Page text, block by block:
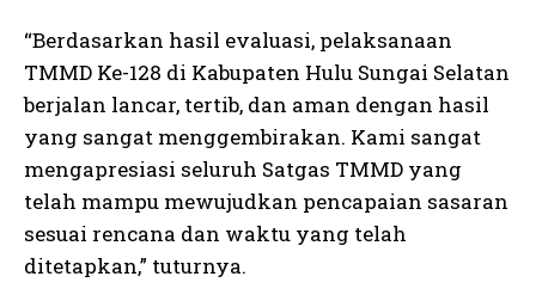
“Berdasarkan hasil evaluasi, pelaksanaan
TMMD Ke-128 di Kabupaten Hulu Sungai Selatan
berjalan lancar, tertib, dan aman dengan hasil
yang sangat menggembirakan. Kami sangat
mengapresiasi seluruh Satgas TMMD yang
telah mampu mewujudkan pencapaian sasaran
sesuai rencana dan waktu yang telah
ditetapkan,” tuturnya.